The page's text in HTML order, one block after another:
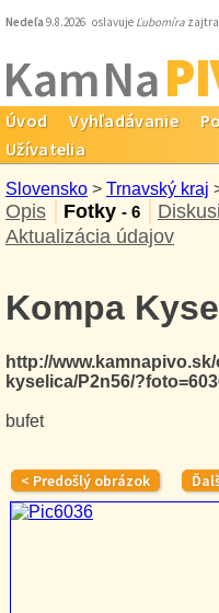
Nedeľa 9.8.2026 oslavuje Ľubomíra
Kam Na
Úvod Vyhľadávanie
Užívatelia
Slovensko > Trnavský kraj
Opis Fotky - 6
Aktualizácia údajov
Kompa
http://
kyselica/P2n56/
bufet